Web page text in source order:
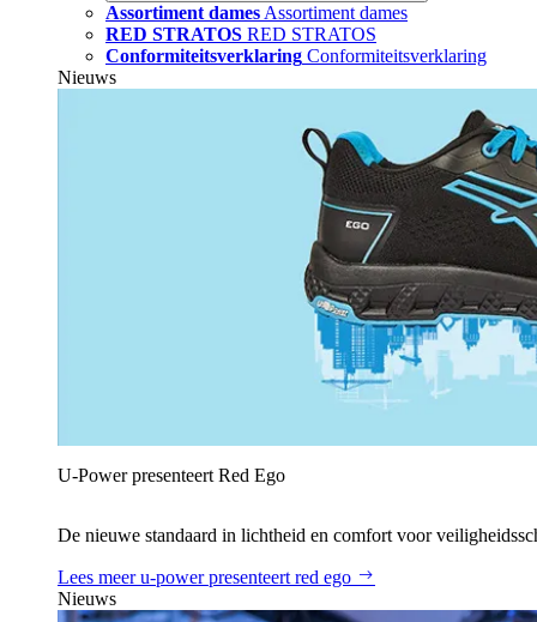
Assortiment dames Assortiment dames
RED STRATOS RED STRATOS
Conformiteitsverklaring Conformiteitsverklaring
Nieuws
U‑Power presenteert Red Ego
De nieuwe standaard in lichtheid en comfort voor
Lees meeru‑power presenteert red ego
Nieuws